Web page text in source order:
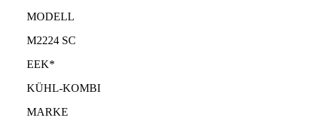
MODELL
M2224 SC
EEK*
KÜHL-KOMBI
MARKE